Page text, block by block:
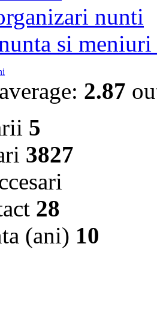
nunti
si meniuri
2.87
5
3827
28
(ani) 10